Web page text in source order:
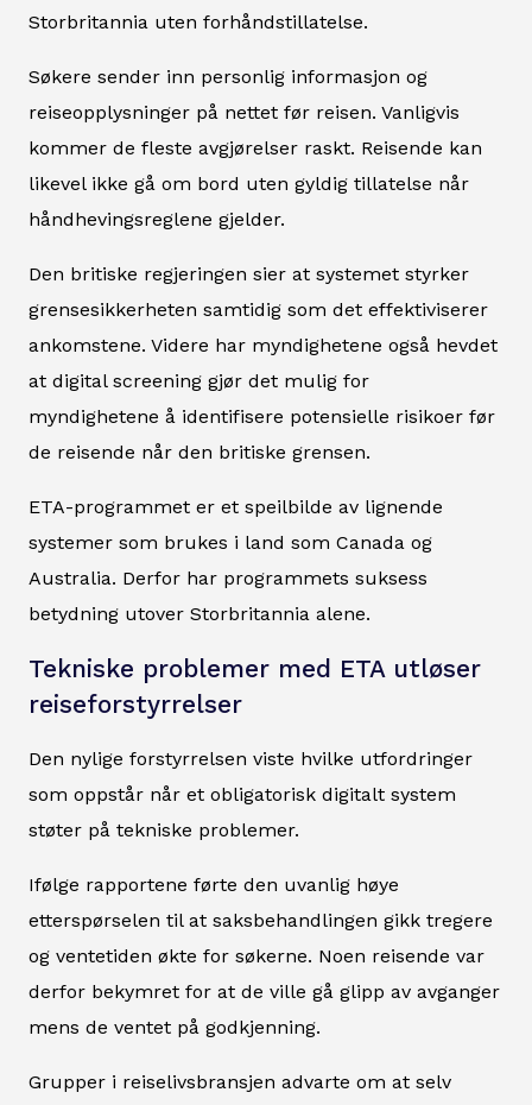
Storbritannia uten forhåndstillatelse.
Søkere sender inn personlig informasjon og
reiseopplysninger på nettet før reisen. Vanligvis
kommer de fleste avgjørelser raskt. Reisende kan
likevel ikke gå om bord uten gyldig tillatelse når
håndhevingsreglene gjelder.
Den britiske regjeringen sier at systemet styrker
grensesikkerheten samtidig som det effektiviserer
ankomstene. Videre har myndighetene også hevdet
at digital screening gjør det mulig for
myndighetene å identifisere potensielle risikoer før
de reisende når den britiske grensen.
ETA-programmet er et speilbilde av lignende
systemer som brukes i land som Canada og
Australia. Derfor har programmets suksess
betydning utover Storbritannia alene.
Tekniske problemer med ETA utløser
reiseforstyrrelser
Den nylige forstyrrelsen viste hvilke utfordringer
som oppstår når et obligatorisk digitalt system
støter på tekniske problemer.
Ifølge rapportene førte den uvanlig høye
etterspørselen til at saksbehandlingen gikk tregere
og ventetiden økte for søkerne. Noen reisende var
derfor bekymret for at de ville gå glipp av avganger
mens de ventet på godkjenning.
Grupper i reiselivsbransjen advarte om at selv